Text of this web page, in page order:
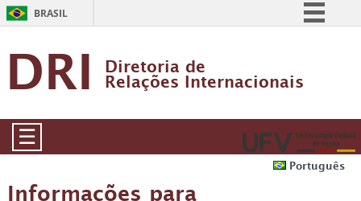
BRASIL
Participe
Acesso à informação
Legislação
DRI Diretoria de
Relações Internacionais
Português
☰